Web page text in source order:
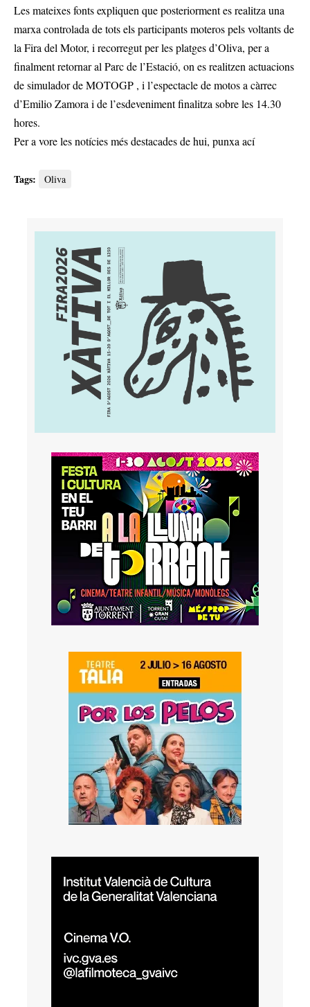
Les mateixes fonts expliquen que posteriorment es realitza una
marxa controlada de tots els participants moteros pels voltants de
la Fira del Motor, i recorregut per les platges d’Oliva, per a
finalment retornar al Parc de l’Estació, on es realitzen actuacions
de simulador de MOTOGP , i l’espectacle de motos a càrrec
d’Emilio Zamora i de l’esdeveniment finalitza sobre les 14.30
hores.
Per a vore les notícies més destacades de hui, punxa ací
Tags: Oliva